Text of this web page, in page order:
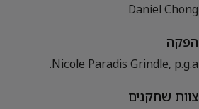
Daniel Chong
הפקה
Nicole Paradis Grindle, p.g.a.
צוות שחקנים